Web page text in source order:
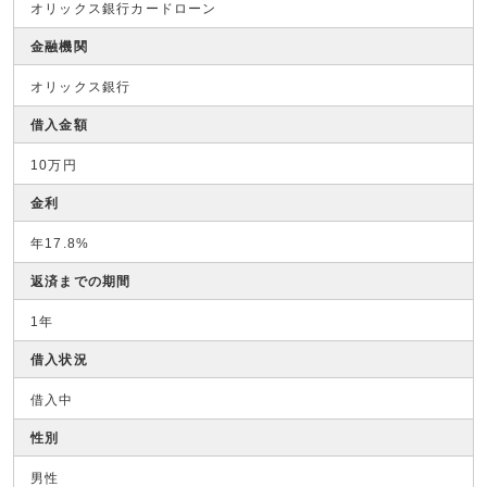
オリックス銀行カードローン
金融機関
オリックス銀行
借入金額
10万円
金利
年17.8%
返済までの期間
1年
借入状況
借入中
性別
男性